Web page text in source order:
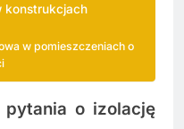
konstrukcjach
w pomieszczeniach o
pytania o izolację